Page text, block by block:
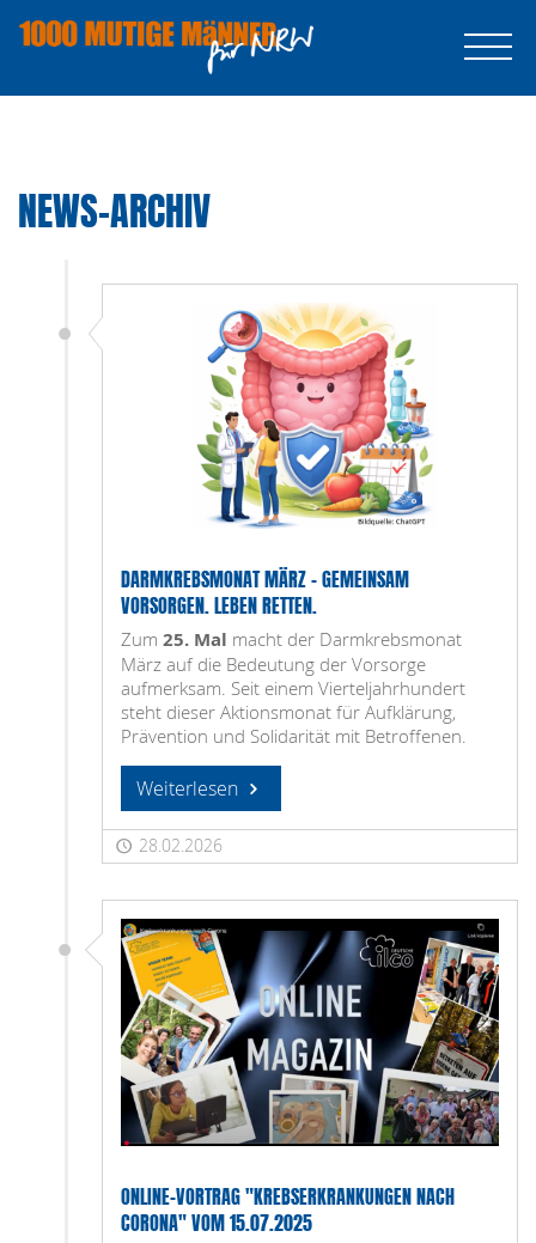
NEWS-ARCHIV
DARMKREBSMONAT MÄRZ – GEMEINSAM
VORSORGEN. LEBEN RETTEN.
Zum 25. Mal macht der Darmkrebsmonat
März auf die Bedeutung der Vorsorge
aufmerksam. Seit einem Vierteljahrhundert
steht dieser Aktionsmonat für Aufklärung,
Prävention und Solidarität mit Betroffenen.
Weiterlesen
28.02.2026
ONLINE-VORTRAG "KREBSERKRANKUNGEN NACH
CORONA" VOM 15.07.2025